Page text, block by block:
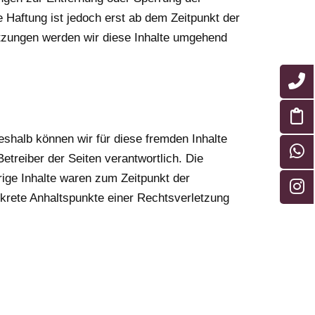
ist jedoch erst ab dem Zeitpunkt der
werden wir diese Inhalte umgehend
können wir für diese fremden Inhalte
der Seiten verantwortlich. Die
Inhalte waren zum Zeitpunkt der
Anhaltspunkte einer Rechtsverletzung